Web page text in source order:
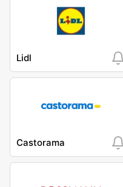
Lidl
Castorama